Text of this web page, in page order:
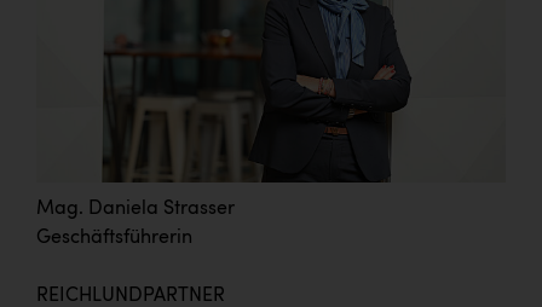
Mag. Daniela Strasser
Geschäftsführerin
REICHLUNDPARTNER